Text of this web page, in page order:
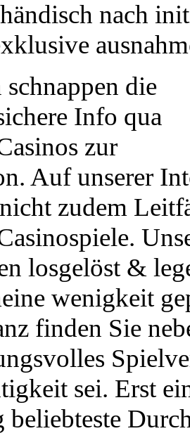
nach
die
Info qua
zur
Auf unserer
zudem
losgelöst &
wenigkeit
finden Sie
sei. Erst
beliebteste